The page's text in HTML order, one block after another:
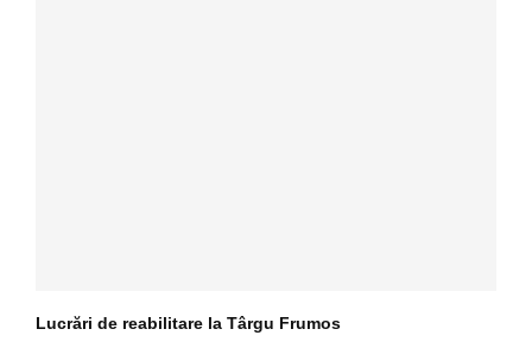
Lucrări de reabilitare la Târgu Frumos